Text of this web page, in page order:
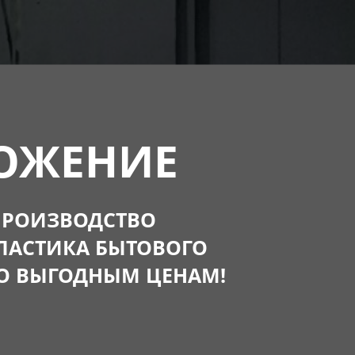
БЫТОВОГО
ВЫГОДНЫМ ЦЕНАМ!